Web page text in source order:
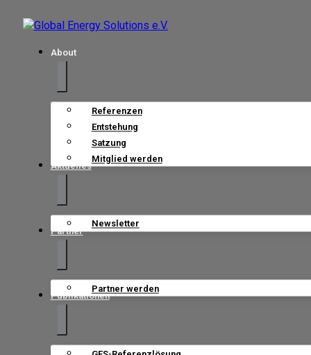
About
Referenzen
Entstehung
Satzung
Mitglied werden
Aktuelles
Newsletter
Partner
Partner werden
Publikationen